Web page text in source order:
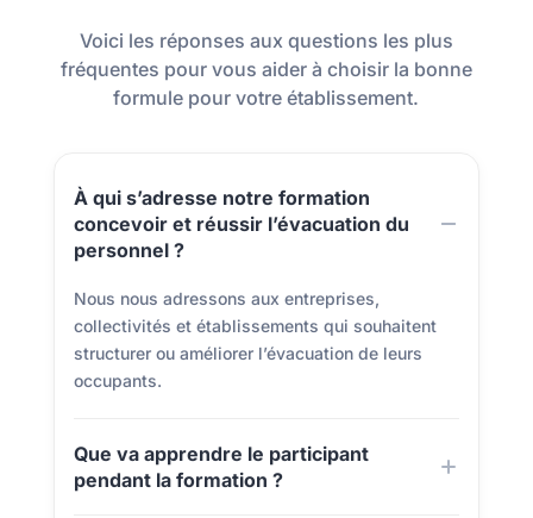
Voici les réponses aux questions les plus
fréquentes pour vous aider à choisir la bonne
formule pour votre établissement.
À qui s’adresse notre formation
concevoir et réussir l’évacuation du
personnel ?
Nous nous adressons aux entreprises,
collectivités et établissements qui souhaitent
structurer ou améliorer l’évacuation de leurs
occupants.
Que va apprendre le participant
pendant la formation ?